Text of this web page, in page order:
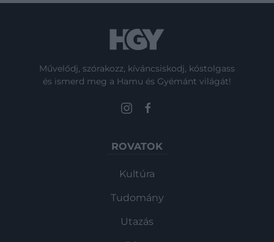
Művelődj, szórakozz, kíváncsiskodj, kóstolgass
és ismerd meg a Hamu és Gyémánt világát!
ROVATOK
Kultúra
Tudomány
Utazás